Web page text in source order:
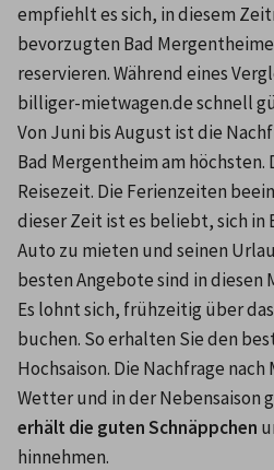
empfiehlt es sich, in diesem
bevorzugten Bad
reservieren. Während eines
billiger-mietwagen.de schnell
Von Juni bis August ist die
Bad Mergentheim am höchsten.
Reisezeit. Die Ferienzeiten
dieser Zeit ist es beliebt, sich in
Auto zu mieten und seinen
besten Angebote sind in diesen
Es lohnt sich, frühzeitig über
buchen. So erhalten Sie den
Hochsaison. Die Nachfrage
Wetter und in der Nebensaison
erhält die guten Schnäppchen
hinnehmen.